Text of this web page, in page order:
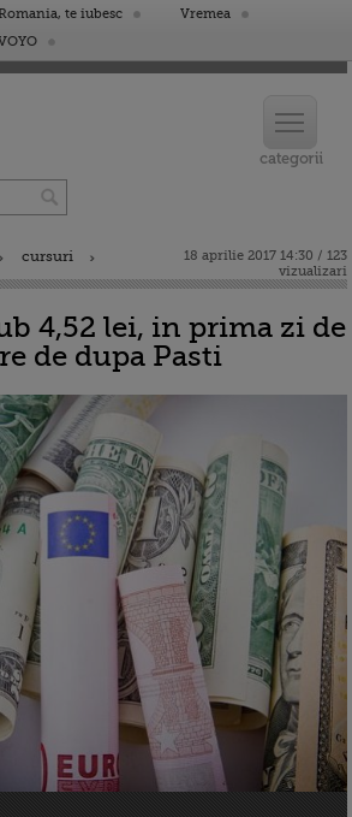
te iubesc
Vremea
cursuri
18 aprilie 2017 14:30 / 123
vizualizari
4,52 lei, in prima zi de
de dupa Pasti